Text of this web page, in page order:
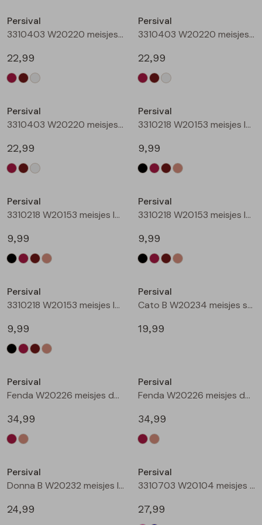
Bermuda's
Persival
3310403 W20220 meisjes sweatshirt Wijnrood
22,99
Persival
3310403 W20220 meisjes sweatshirt Bruin donker
22,99
Persival
3310403 W20220 meisjes sweatshirt Cream
22,99
Persival
3310218 W20153 meisjes legging Zwart
9,99
Persival
3310218 W20153 meisjes legging Wijnrood
9,99
Persival
3310218 W20153 meisjes legging Bruin donker
9,99
Persival
3310218 W20153 meisjes legging Taupe
9,99
Persival
Cato B W20234 meisjes sweatshirt Wijnrood
19,99
Persival
Fenda W20226 meisjes denim jack Wijnrood
34,99
Persival
Fenda W20226 meisjes denim jack Zand
34,99
Persival
Donna B W20232 meisjes lange broek Wijnrood
24,99
Persival
3310703 W20104 meisjes Jurk Cerise
27,99